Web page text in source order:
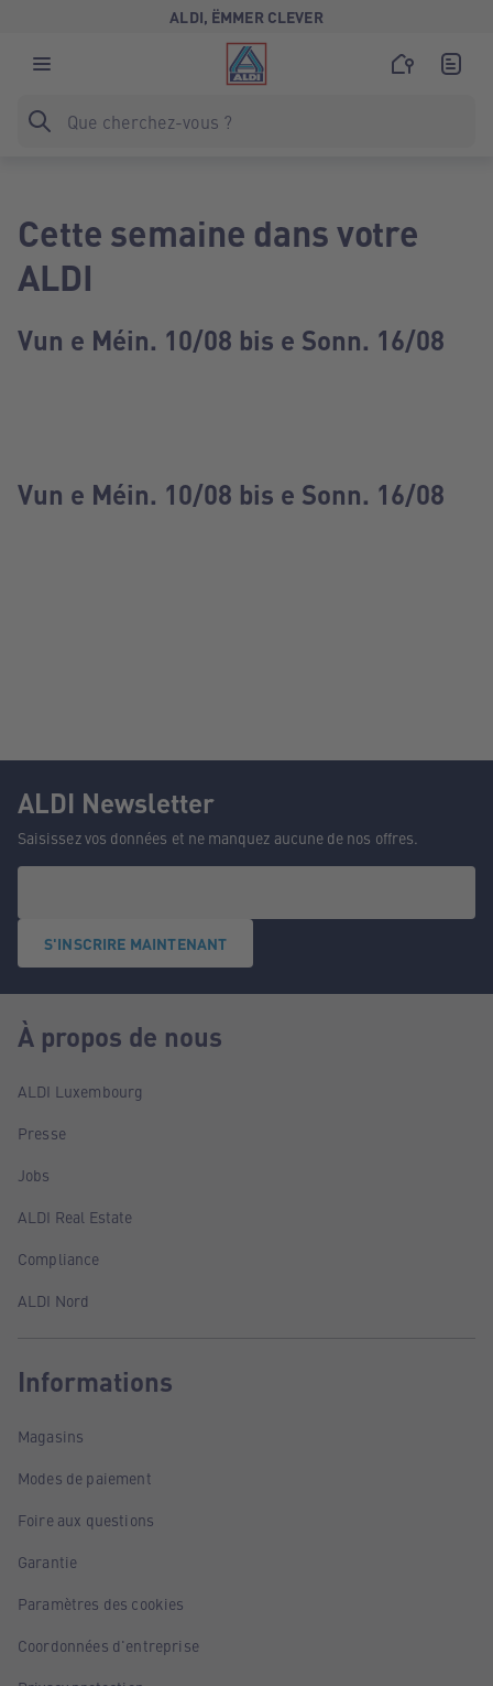
ALDI, ËMMER CLEVER
Cette semaine dans votre
ALDI
Vun e Méin. 10/08 bis e Sonn. 16/08
Vun e Méin. 10/08 bis e Sonn. 16/08
ALDI Newsletter
Saisissez vos données et ne manquez aucune de nos offres.
S'INSCRIRE MAINTENANT
À propos de nous
ALDI Luxembourg
Presse
Jobs
ALDI Real Estate
Compliance
ALDI Nord
Informations
Magasins
Modes de paiement
Foire aux questions
Garantie
Paramètres des cookies
Coordonnées d'entreprise